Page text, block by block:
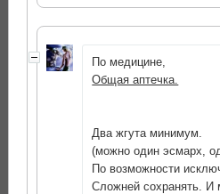
По медицине,
Общая аптечка.
Два жгута минимум.
(можно один эсмарх,
По возможности
Сложней сохранять. И